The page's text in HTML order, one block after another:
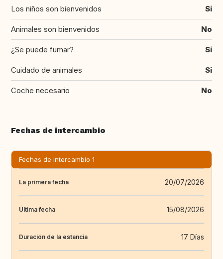
Los niños son bienvenidos Si
Animales son bienvenidos No
¿Se puede fumar? Si
Cuidado de animales Si
Coche necesario No
Fechas de intercambio
Fechas de intercambio 1
La primera fecha 20/07/2026
Última fecha 15/08/2026
Duración de la estancia 17 Días